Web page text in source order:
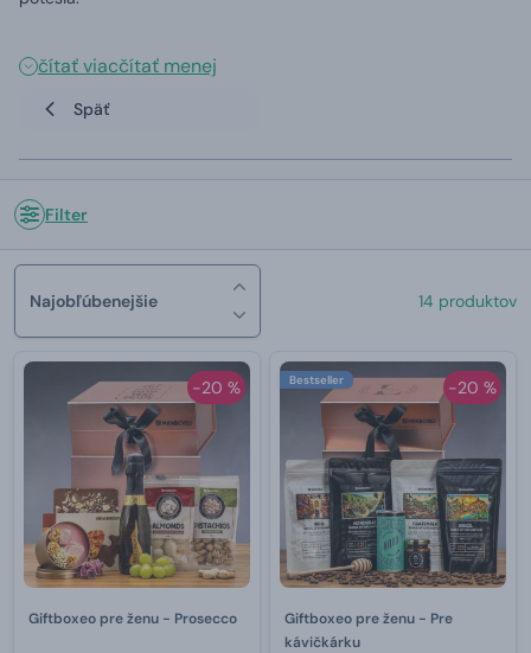
čítať viacčítať menej
Späť
Filter
Najobľúbenejšie 14 produktov
-20 %
Giftboxeo pre ženu - Prosecco
-20 %
Bestseller
Giftboxeo pre ženu - Pre
kávičkárku